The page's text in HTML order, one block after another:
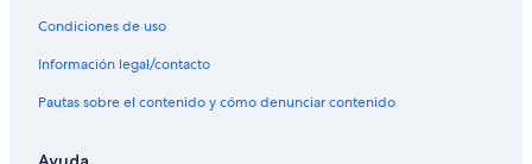
Condiciones de uso
Información legal/contacto
Pautas sobre el contenido y cómo denunciar contenido